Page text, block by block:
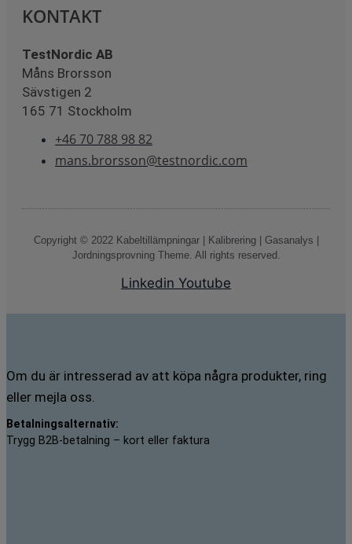
KONTAKT
TestNordic AB
Måns Brorsson
Sävstigen 2
165 71 Stockholm
+46 70 788 98 82
mans.brorsson@testnordic.com
Copyright © 2022 Kabeltillämpningar | Kalibrering | Gasanalys |
Jordningsprovning Theme. All rights reserved.
Linkedin Youtube
Om du är intresserad av att köpa några produkter, ring
eller mejla oss.
Betalningsalternativ:
Trygg B2B-betalning – kort eller faktura